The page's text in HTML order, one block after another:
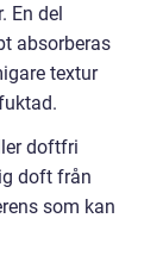
En del
absorberas
textur
doftfri
doft från
som kan